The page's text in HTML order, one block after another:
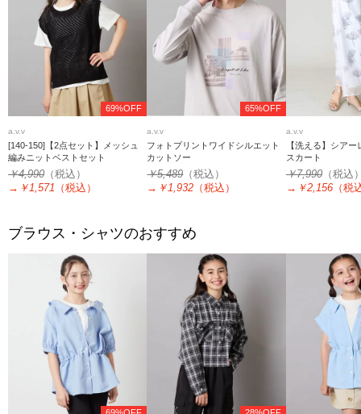
69%OFF
a.v.v
[140-150]【2点セット】メッシュ
編みニットベストセット
￥4,990 （税込）
→ ￥1,571 （税込）
65%OFF
a.v.v
フォトプリントワイドシルエット
カットソー
￥5,489（税込）
→ ￥1,932 （税込）
a.v.v
【洗える】シア
スカート
￥7,990（税込
→ ￥2,156（税
ブラウス・シャツのおすすめ